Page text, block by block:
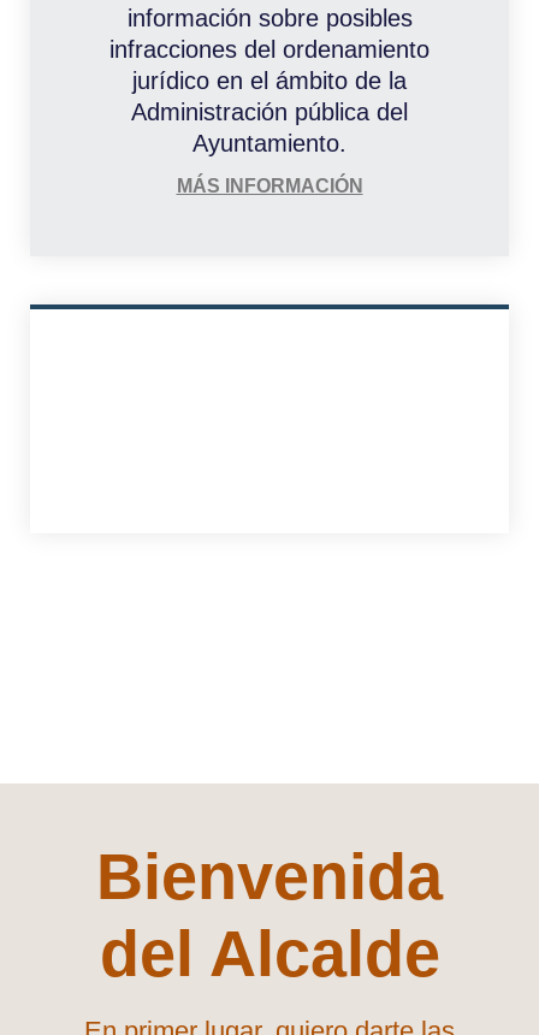
información sobre posibles
infracciones del ordenamiento
jurídico en el ámbito de la
Administración pública del
Ayuntamiento.
MÁS INFORMACIÓN
Bienvenida
del Alcalde